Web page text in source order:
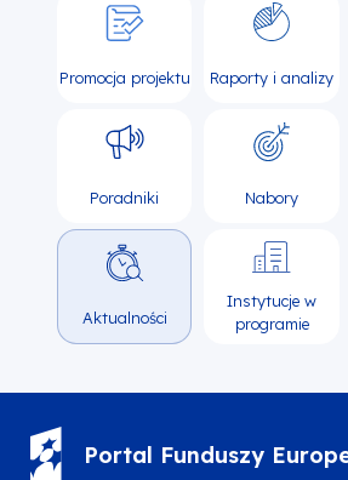
Promocja projektu Raporty i analizy
Poradniki Nabory
Aktualności
Instytucje w
programie
Portal Funduszy